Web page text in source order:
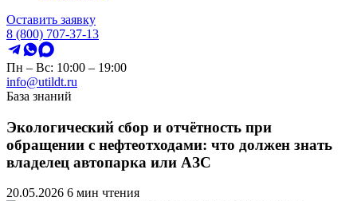
Оставить заявку
8 (800) 707-37-13
Пн – Вс: 10:00 – 19:00
info@utildt.ru
База знаний
Экологический сбор и отчётность при
обращении с нефтеотходами: что должен знать
владелец автопарка или АЗС
20.05.2026 6 мин чтения